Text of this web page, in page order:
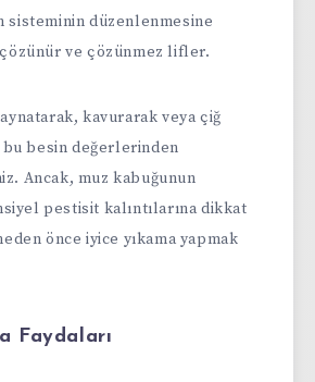
sisteminin düzenlenmesine
çözünür ve çözünmez lifler.
kavurarak veya çiğ
besin değerlerinden
Ancak, muz kabuğunun
pestisit kalıntılarına dikkat
önce iyice yıkama yapmak
Faydaları